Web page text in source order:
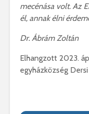
mecénása volt. Az
él, annak élni
Dr. Ábrám Zoltán
Elhangzott 2023.
egyházközség